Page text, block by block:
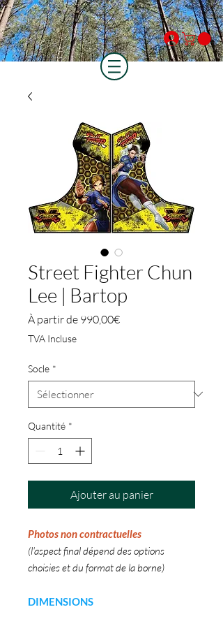
Se
Street Fighter Chun
Lee | Bartop
À partir de 990,00€Prix
TVA Incluse
Socle *
Quantité *
Ajouter au panier
Photos non contractuelles
(l'aspect final dépend des options
choisies et du format de la borne)
DIMENSIONS